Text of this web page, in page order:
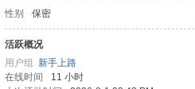
性别 保密
活跃概况
用户组 新手上路
在线时间
11 小时